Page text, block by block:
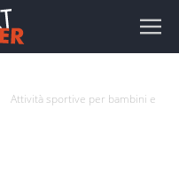
Attività sportive per bambini e